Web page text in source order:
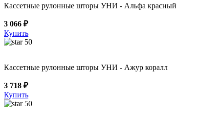
Кассетные рулонные шторы УНИ - Альфа красный
3 066 ₽
Купить
50
Кассетные рулонные шторы УНИ - Ажур коралл
3 718 ₽
Купить
50